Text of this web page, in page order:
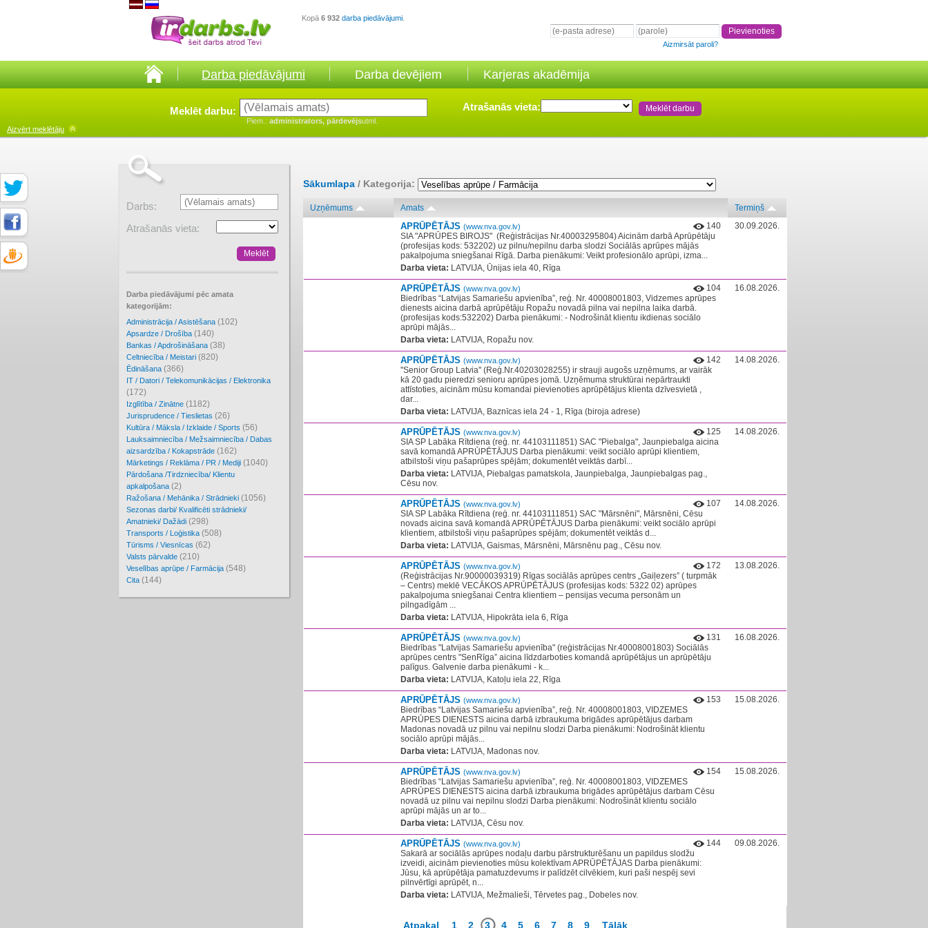
Kopā 6 932 darba piedāvājumi
Aizmirsāt paroli?
Darba piedāvājumi Darba devējiem Karjeras akadēmija
Meklēt darbu:
Piem.: administrators, pārdevējsutml.
Atrašanās vieta:
Aizvērt meklētāju
Darbs:
Atrašanās vieta:
Darba piedāvājumi pēc amata
kategorijām:
Administrācija / Asistēšana (102)
Apsardze / Drošība (140)
Bankas / Apdrošināšana (38)
Celtniecība / Meistari (820)
Ēdināšana (366)
IT / Datori / Telekomunikācijas / Elektronika
(172)
Izglītība / Zinātne (1182)
Jurisprudence / Tieslietas (26)
Kultūra / Māksla / Izklaide / Sports (56)
Lauksaimniecība / Mežsaimniecība / Dabas
aizsardzība / Kokapstrāde (162)
Mārketings / Reklāma / PR / Mediji (1040)
Pārdošana /Tirdzniecība/ Klientu
apkalpošana (2)
Ražošana / Mehānika / Strādnieki (1056)
Sezonas darbi/ Kvalificēti strādnieki/
Amatnieki/ Dažādi (298)
Transports / Loģistika (508)
Tūrisms / Viesnīcas (62)
Valsts pārvalde (210)
Veselības aprūpe / Farmācija (548)
Cita (144)
Sākumlapa / Kategorija:
Uzņēmums Amats Termiņš
APRŪPĒTĀJS (www.nva.gov.lv)
140
SIA "APRŪPES BIROJS" ​ (Reģistrācijas Nr.40003295804) Aicinām darbā Aprūpētāju
(profesijas kods: 532202) uz pilnu/nepilnu darba slodzi Sociālās aprūpes mājās
pakalpojuma sniegšanai Rīgā. Darba pienākumi: Veikt profesionālo aprūpi, izma...
Darba vieta: LATVIJA, Ūnijas iela 40, Rīga
30.09.2026.
APRŪPĒTĀJS (www.nva.gov.lv)
104
Biedrības “Latvijas Samariešu apvienība”, reģ. Nr. 40008001803, Vidzemes aprūpes
dienests aicina darbā aprūpētāju Ropažu novadā pilna vai nepilna laika darbā.
(profesijas kods:532202) Darba pienākumi: - Nodrošināt klientu ikdienas sociālo
aprūpi mājās...
Darba vieta: LATVIJA, Ropažu nov.
16.08.2026.
APRŪPĒTĀJS (www.nva.gov.lv)
142
"Senior Group Latvia" (Reģ.Nr.40203028255) ir strauji augošs uzņēmums, ar vairāk
kā 20 gadu pieredzi senioru aprūpes jomā. Uzņēmuma struktūrai nepārtraukti
attīstoties, aicinām mūsu komandai pievienoties aprūpētājus klienta dzīvesvietā ,
dar...
Darba vieta: LATVIJA, Baznīcas iela 24 - 1, Rīga (biroja adrese)
14.08.2026.
APRŪPĒTĀJS (www.nva.gov.lv)
125
SIA SP Labāka Rītdiena (reģ. nr. 44103111851) SAC "Piebalga", Jaunpiebalga aicina
savā komandā APRŪPĒTĀJUS Darba pienākumi: veikt sociālo aprūpi klientiem,
atbilstoši viņu pašaprūpes spējām; dokumentēt veiktās darbī...
Darba vieta: LATVIJA, Piebalgas pamatskola, Jaunpiebalga, Jaunpiebalgas pag.,
Cēsu nov.
14.08.2026.
APRŪPĒTĀJS (www.nva.gov.lv)
107
SIA SP Labāka Rītdiena (reģ. nr. 44103111851) SAC "Mārsnēni", Mārsnēni, Cēsu
novads aicina savā komandā APRŪPĒTĀJUS Darba pienākumi: veikt sociālo aprūpi
klientiem, atbilstoši viņu pašaprūpes spējām; dokumentēt veiktās d...
Darba vieta: LATVIJA, Gaismas, Mārsnēni, Mārsnēnu pag., Cēsu nov.
14.08.2026.
APRŪPĒTĀJS (www.nva.gov.lv)
172
(Reģistrācijas Nr.90000039319) Rīgas sociālās aprūpes centrs „Gaiļezers” ( turpmāk
– Centrs) meklē VECĀKOS APRŪPĒTĀJUS (profesijas kods: 5322 02) aprūpes
pakalpojuma sniegšanai Centra klientiem – pensijas vecuma personām un
pilngadīgām ...
Darba vieta: LATVIJA, Hipokrāta iela 6, Rīga
13.08.2026.
APRŪPĒTĀJS (www.nva.gov.lv)
131
Biedrības "Latvijas Samariešu apvienība" (reģistrācijas Nr.40008001803) Sociālās
aprūpes centrs "SenRīga” aicina līdzdarboties komandā aprūpētājus un aprūpētāju
palīgus. Galvenie darba pienākumi - k...
Darba vieta: LATVIJA, Katoļu iela 22, Rīga
16.08.2026.
APRŪPĒTĀJS (www.nva.gov.lv)
153
Biedrības “Latvijas Samariešu apvienība”, reģ. Nr. 40008001803, VIDZEMES
APRŪPES DIENESTS aicina darbā izbraukuma brigādes aprūpētājus darbam
Madonas novadā uz pilnu vai nepilnu slodzi Darba pienākumi: Nodrošināt klientu
sociālo aprūpi mājās...
Darba vieta: LATVIJA, Madonas nov.
15.08.2026.
APRŪPĒTĀJS (www.nva.gov.lv)
154
Biedrības “Latvijas Samariešu apvienība”, reģ. Nr. 40008001803, VIDZEMES
APRŪPES DIENESTS aicina darbā izbraukuma brigādes aprūpētājus darbam Cēsu
novadā uz pilnu vai nepilnu slodzi Darba pienākumi: Nodrošināt klientu sociālo
aprūpi mājās un ar to...
Darba vieta: LATVIJA, Cēsu nov.
15.08.2026.
APRŪPĒTĀJS (www.nva.gov.lv)
144
Sakarā ar sociālās aprūpes nodaļu darbu pārstrukturēšanu un papildus slodžu
izveidi, aicinām pievienoties mūsu kolektīvam APRŪPĒTĀJAS Darba pienākumi:
Jūsu, kā aprūpētāja pamatuzdevums ir palīdzēt cilvēkiem, kuri paši nespēj sevi
pilnvērtīgi aprūpēt, n...
Darba vieta: LATVIJA, Mežmalieši, Tērvetes pag., Dobeles nov.
09.08.2026.
Atpakaļ 1 2 3 4 5 6 7 8 9 Tālāk